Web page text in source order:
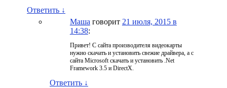
Ответить ↓
Маша говорит 21 июля, 2015 в
14:38:
Привет! С сайта производителя видеокарты
нужно скачать и установить свежие драйвера, а с
сайта Microsoft скачать и установить .Net
Framework 3.5 и DirectX.
Ответить ↓